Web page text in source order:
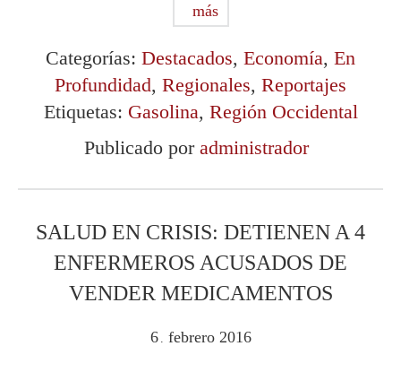
más
Categorías: Destacados, Economía, En
Profundidad, Regionales, Reportajes
Etiquetas: Gasolina, Región Occidental
Publicado por administrador
SALUD EN CRISIS: DETIENEN A 4
ENFERMEROS ACUSADOS DE
VENDER MEDICAMENTOS
6 febrero 2016